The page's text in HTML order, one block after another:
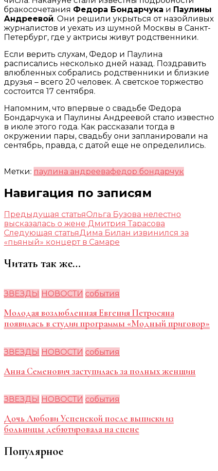
бракосочетания Федора Бондарчука и Паулины
Андреевой. Они решили укрыться от назойливых
журналистов и уехать из шумной Москвы в Санкт-
Петербург, где у актрисы живут родственники.
Если верить слухам, Федор и Паулина
расписались несколько дней назад. Поздравить
влюбленных собрались родственники и близкие
друзья – всего 20 человек. А светское торжество
состоится 17 сентября.
Напомним, что впервые о свадьбе Федора
Бондарчука и Паулины Андреевой стало известно
в июле этого года. Как рассказали тогда в
окружении пары, свадьбу они запланировали на
сентябрь, правда, с датой еще не определились.
Метки: паулина андреевафедор бондарчук
Навигация по записям
Предыдущая статьяОльга Бузова нелестно
высказалась о жене Дмитрия Тарасова
Следующая статья Дима Билан извинился за
«пьяный» концерт в Самаре
Читать так же...
ЗВЕЗДЫ НОВОСТИ события
Молодая возлюбленная Евгения Петросяна
появилась в студии программы «Модный приговор»
ЗВЕЗДЫ НОВОСТИ события
Анна Семенович заступилась за полных женщин
ЗВЕЗДЫ НОВОСТИ события
Дочь Любови Успенской после выписки из
больницы дебютировала на сцене
Популярное